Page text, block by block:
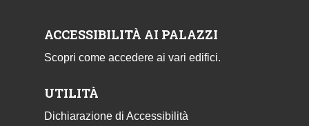
ACCESSIBILITÀ AI PALAZZI
Scopri come accedere ai vari edifici.
UTILITÀ
Dichiarazione di Accessibilità